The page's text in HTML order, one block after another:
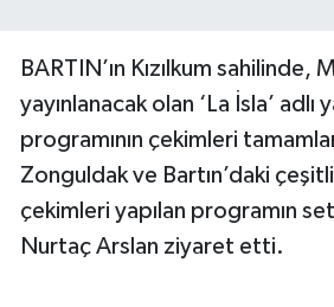
BARTIN’ın Kızılkum sahilinde,
yayınlanacak olan ‘La İsla’ adlı
programının çekimleri
Zonguldak ve Bartın’daki
çekimleri yapılan programın
Nurtaç Arslan ziyaret etti.